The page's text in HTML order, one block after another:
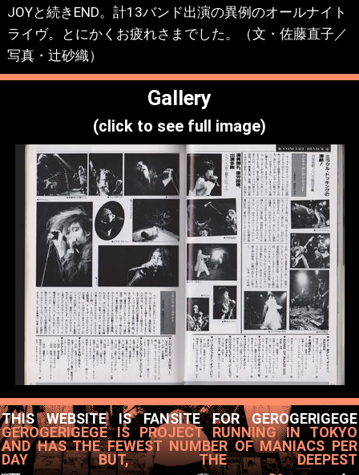
JOYと続きEND。計13バンド出演の異例のオールナイト
ライヴ。とにかくお疲れさまでした。（文・佐藤直子／
写真・辻砂織）
Gallery
(click to see full image)
THIS WEBSITE IS FANSITE FOR GEROGERIGEGE
GEROGERIGEGE IS PROJECT RUNNING IN TOKYO
AND HAS THE FEWEST NUMBER OF MANIACS PER
DAY BUT, THE DEEPEST